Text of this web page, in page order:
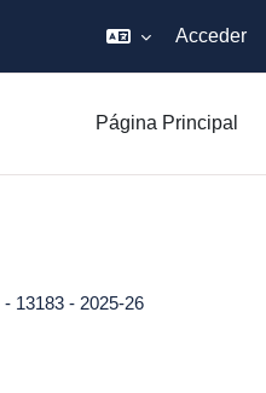
Acceder
Página Principal
13183 - 2025-26